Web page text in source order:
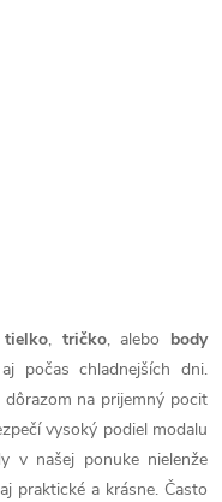
tielko, tričko, alebo body
počas chladnejších dni.
na prijemný pocit
vysoký podiel modalu
v našej ponuke nielenže
praktické a krásne. Často